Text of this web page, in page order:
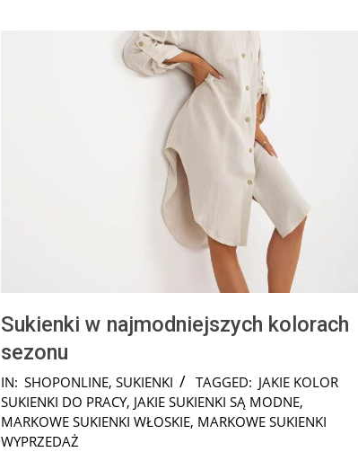
Sukienki w najmodniejszych kolorach
sezonu
2026-
02-
15
IN: SHOPONLINE, SUKIENKI TAGGED: JAKIE KOLOR
SUKIENKI DO PRACY, JAKIE SUKIENKI SĄ MODNE,
MARKOWE SUKIENKI WŁOSKIE, MARKOWE SUKIENKI
WYPRZEDAŻ